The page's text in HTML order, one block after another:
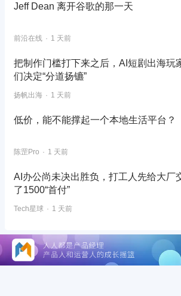
Jeff Dean 离开谷歌的那一天
前沿在线 1 天前
把制作门槛打下来之后，AI短剧出海玩
们决定“分道扬镳”
扬帆出海 1 天前
低价，能不能撑起一个本地生活平台？
陈罡Pro 1 天前
AI办公尚未决出胜负，打工人先给大厂
了1500“首付”
Tech星球 1 天前
©2026 - 人人都是产品经理